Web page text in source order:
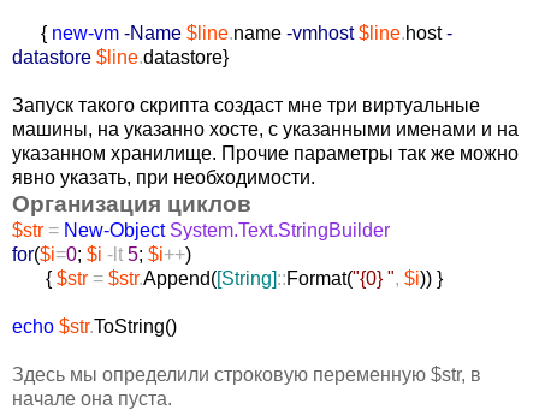
{ new-vm -Name $line.name -vmhost $line.host -
datastore $line.datastore}
Запуск такого скрипта создаст мне три виртуальные
машины, на указанно хосте, с указанными именами и на
указанном хранилище. Прочие параметры так же можно
явно указать, при необходимости.
Организация циклов
$str = New-Object System.Text.StringBuilder
for($i=0; $i -lt 5; $i++)
{ $str = $str.Append([String]::Format("{0} ", $i)) }
echo $str.ToString()
Здесь мы определили строковую переменную $str, в
начале она пуста.